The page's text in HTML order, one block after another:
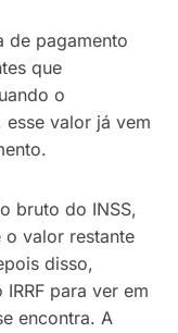
de pagamento
que
o
valor já vem
bruto do INSS,
o valor restante
disso,
para ver em
encontra. A